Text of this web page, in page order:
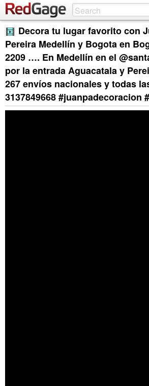
Decora tu lugar favorito con
Pereira Medellín y Bogota en
2209 …. En Medellín en el
por la entrada Aguacatala y
267 envíos nacionales y todas
3137849668 #juanpadecoracion